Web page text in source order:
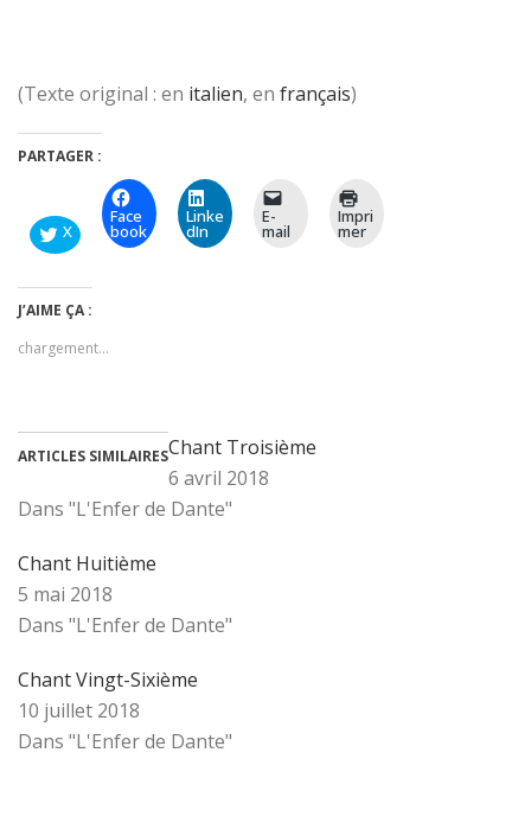
(Texte original : en italien, en français)
PARTAGER :
X
Face
book
Linke
dIn
E-
mail
Impri
mer
J’AIME ÇA :
chargement…
ARTICLES SIMILAIRESChant Troisième
6 avril 2018
Dans "L'Enfer de Dante"
Chant Huitième
5 mai 2018
Dans "L'Enfer de Dante"
Chant Vingt-Sixième
10 juillet 2018
Dans "L'Enfer de Dante"